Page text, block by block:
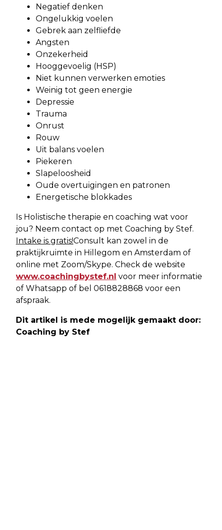
Negatief denken
Ongelukkig voelen
Gebrek aan zelfliefde
Angsten
Onzekerheid
Hooggevoelig (HSP)
Niet kunnen verwerken emoties
Weinig tot geen energie
Depressie
Trauma
Onrust
Rouw
Uit balans voelen
Piekeren
Slapeloosheid
Oude overtuigingen en patronen
Energetische blokkades
Is Holistische therapie en coaching wat voor
jou? Neem contact op met Coaching by Stef.
Intake is gratis!Consult kan zowel in de
praktijkruimte in Hillegom en Amsterdam of
online met Zoom/Skype. Check de website
www.coachingbystef.nl voor meer informatie
of Whatsapp of bel 0618828868 voor een
afspraak.
Dit artikel is mede mogelijk gemaakt door:
Coaching by Stef